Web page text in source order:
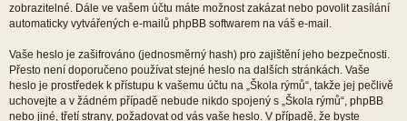
zobrazitelné. Dále ve vašem účtu máte možnost zakázat nebo povolit zasílání
automaticky vytvářených e-mailů phpBB softwarem na váš e-mail.
Vaše heslo je zašifrováno (jednosměrný hash) pro zajištění jeho bezpečnosti.
Přesto není doporučeno používat stejné heslo na dalších stránkách. Vaše
heslo je prostředek k přístupu k vašemu účtu na „Škola rýmů“, takže jej pečlivě
uchovejte a v žádném případě nebude nikdo spojený s „Škola rýmů“, phpBB
nebo jiné, třetí strany, požadovat od vás vaše heslo. V případě, že byste